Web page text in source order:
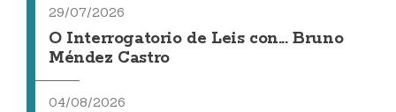
29/07/2026
O Interrogatorio de Leis con... Bruno
Méndez Castro
04/08/2026